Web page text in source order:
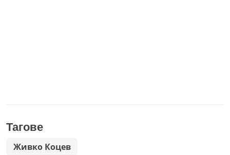
Тагове
Живко Коцев